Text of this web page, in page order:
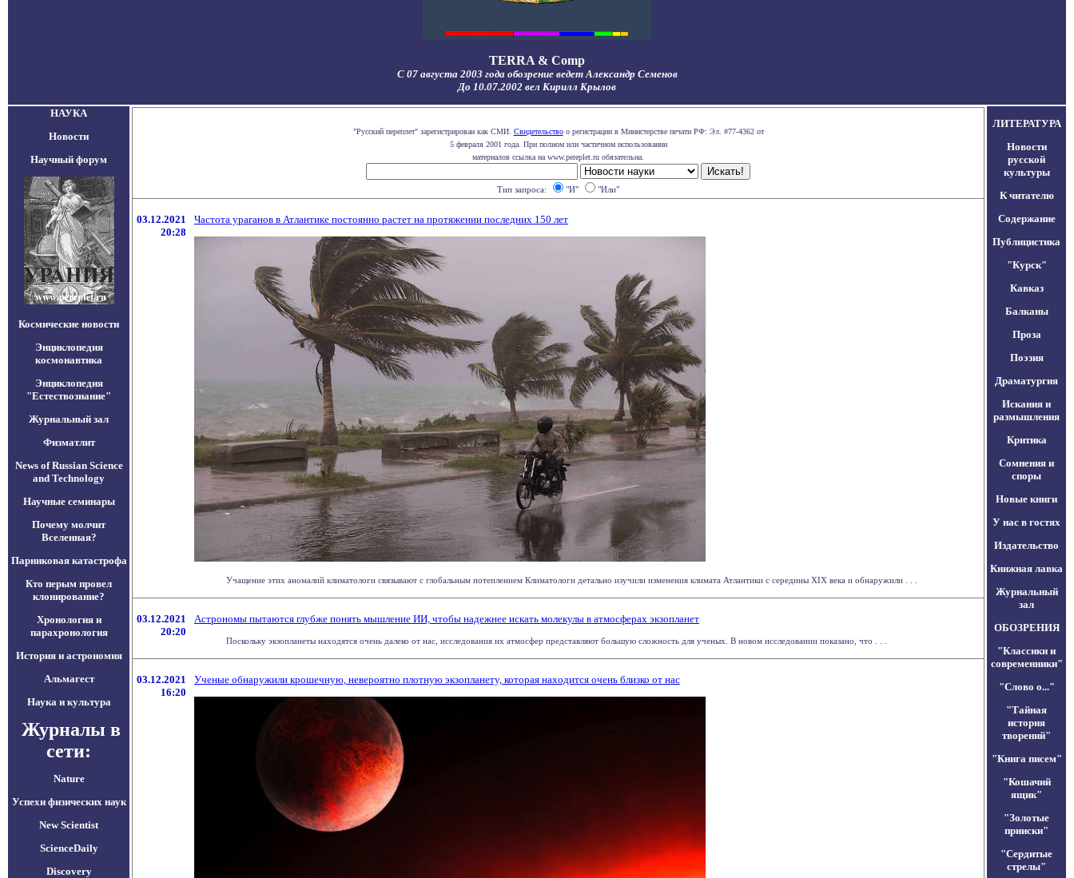
TERRA & Comp
С 07 августа 2003 года обозрение ведет Александр Семенов
До 10.07.2002 вел Кирилл Крылов
НАУКА
Новости
Научный форум
Космические новости
Энциклопедия
космонавтика
Энциклопедия
"Естествознание"
Журнальный зал
Физматлит
News of Russian Science
and Technology
Научные семинары
Почему молчит
Вселенная?
Парниковая катастрофа
Кто перым провел
клонирование?
Хронология и
парахронология
История и астрономия
Альмагест
Наука и культура
Журналы в
сети:
Nature
Успехи физических наук
New Scientist
ScienceDaily
Discovery
"Русский переплет" зарегистрирован как СМИ. Свидетельствоо регистрации в Министерстве печати РФ: Эл. #77-4362 от
5 февраля 2001 года. При полном или частичном использовании
материалов ссылка на www.pereplet.ru обязательна.
Тип запроса: "И" "Или"
03.12.2021
20:28
Частота ураганов в Атлантике постоянно растет на протяжении последних 150 лет
Учащение этих аномалий климатологи связывают с глобальным потеплением Климатологи детально изучили изменения климата Атлантики с середины XIX века и обнаружили . . .
03.12.2021
20:20
Астрономы пытаются глубже понять мышление ИИ, чтобы надежнее искать молекулы в атмосферах экзопланет
Поскольку экзопланеты находятся очень далеко от нас, исследования их атмосфер представляют большую сложность для ученых. В новом исследовании показано, что . . .
03.12.2021
16:20
Ученые обнаружили крошечную, невероятно плотную экзопланету, которая находится очень близко от нас
ЛИТЕРАТУРА
Новости
русской
культуры
К читателю
Содержание
Публицистика
"Курск"
Кавказ
Балканы
Проза
Поэзия
Драматургия
Искания и
размышления
Критика
Сомнения и
споры
Новые книги
У нас в гостях
Издательство
Книжная лавка
Журнальный
зал
ОБОЗРЕНИЯ
"Классики и
современники"
"Слово о..."
"Тайная
история
творений"
"Книга писем"
"Кошачий
ящик"
"Золотые
прииски"
"Сердитые
стрелы"